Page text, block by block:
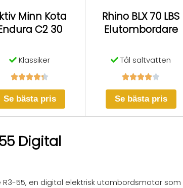
Minn Kota
C2 30
Klassiker

Se bästa pris
Rhino BLX 70 LBS
Elutombordare
Tål saltvatten

Se bästa pris
Digital
55, en digital elektrisk utombordsmotor som